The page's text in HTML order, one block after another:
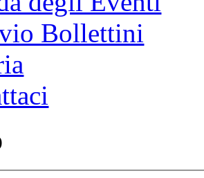
Bollettini